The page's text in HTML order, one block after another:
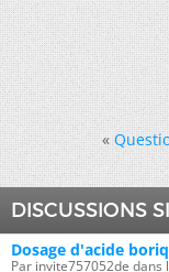
«
DISCUSSIONS
Dosage d'acide
Par invite757052de dans